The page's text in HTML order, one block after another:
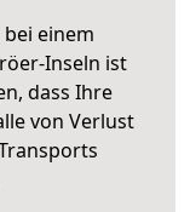
einem
Inseln ist
dass Ihre
von Verlust